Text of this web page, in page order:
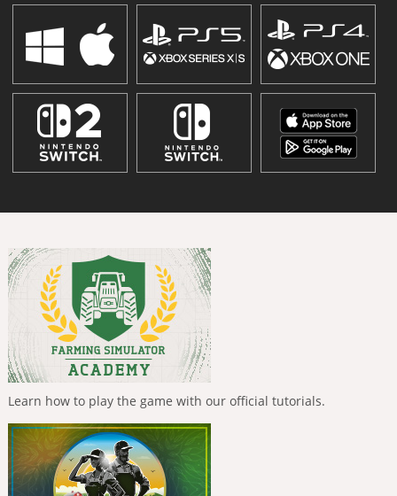
Learn how to play the game with our official tutorials.